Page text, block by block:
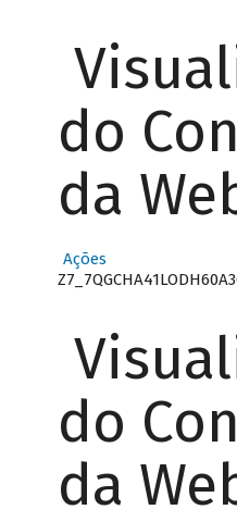
do
da
Ações
do
da